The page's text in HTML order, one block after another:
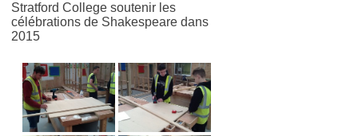
Stratford College soutenir les
célébrations de Shakespeare dans
2015